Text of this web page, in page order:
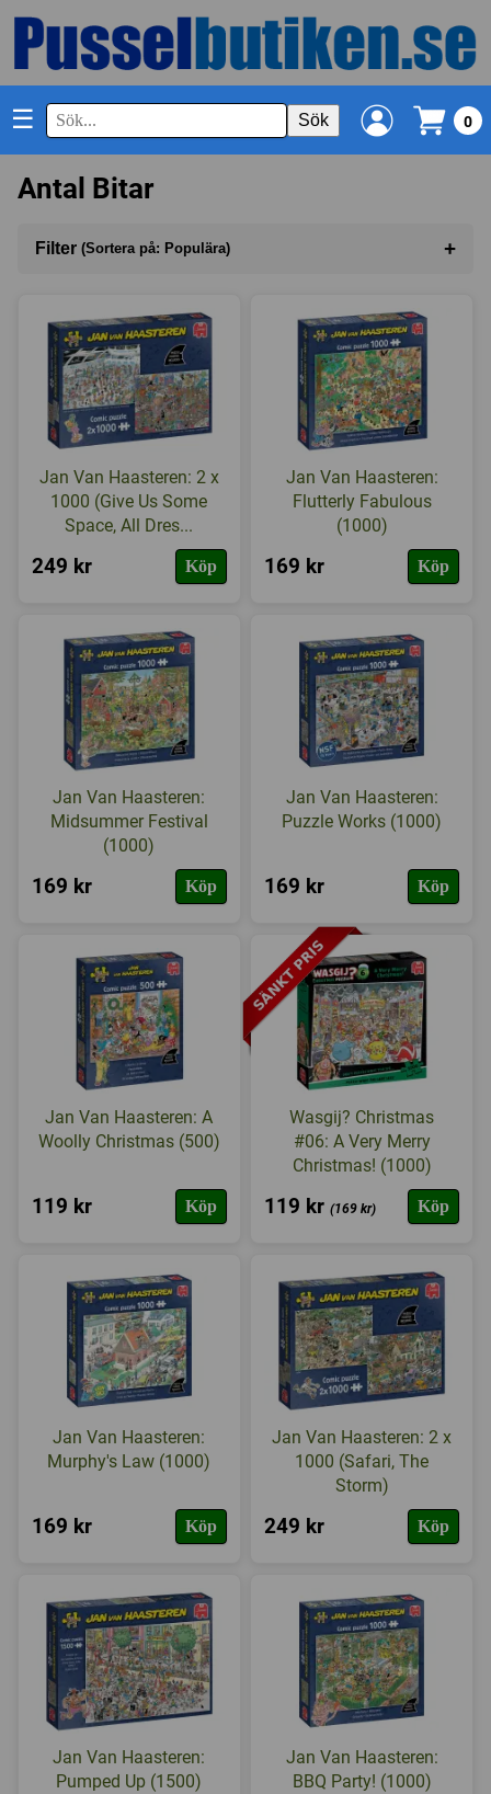
☰ Sök 0
Antal Bitar
Filter (Sortera på: Populära) +
Antal bitar
I lager
Jan Van Haasteren: 2 x
1000 (Give Us Some
Space, All Dres...
249 kr Köp
Jan Van Haasteren:
Flutterly Fabulous
(1000)
169 kr Köp
Jan Van Haasteren:
Midsummer Festival
(1000)
169 kr Köp
Jan Van Haasteren:
Puzzle Works (1000)
169 kr Köp
Jan Van Haasteren: A
Woolly Christmas (500)
119 kr Köp
Wasgij? Christmas
#06: A Very Merry
Christmas! (1000)
119 kr(169 kr) Köp
Jan Van Haasteren:
Murphy's Law (1000)
169 kr Köp
Jan Van Haasteren: 2 x
1000 (Safari, The
Storm)
249 kr Köp
Jan Van Haasteren:
Pumped Up (1500)
Jan Van Haasteren:
BBQ Party! (1000)